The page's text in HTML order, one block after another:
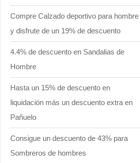
Compre Calzado deportivo para hombre
y disfrute de un 19% de descuento
4.4% de descuento en Sandalias de
Hombre
Hasta un 15% de descuento en
liquidación más un descuento extra en
Pañuelo
Consigue un descuento de 43% para
Sombreros de hombres